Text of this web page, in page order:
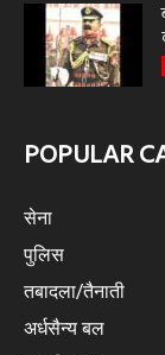
POPULAR
सेना
पुलिस
तबादला/तैनाती
अर्धसैन्य बल